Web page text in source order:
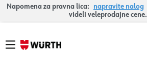
Napomena za pravna lica: napravite nalog
videli veleprodajne cene.